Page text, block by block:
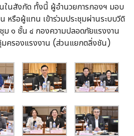
ในสังกัด ทั้งนี้ ผู้อำนวยการกองฯ มอบ
หรือผู้แทน เข้าร่วมประชุมผ่านระบบวีดิ
๑ ชั้น ๔ กองความปลอดภัยแรงงาน
มครองแรงงาน (ส่วนแยกตลิ่งชัน)